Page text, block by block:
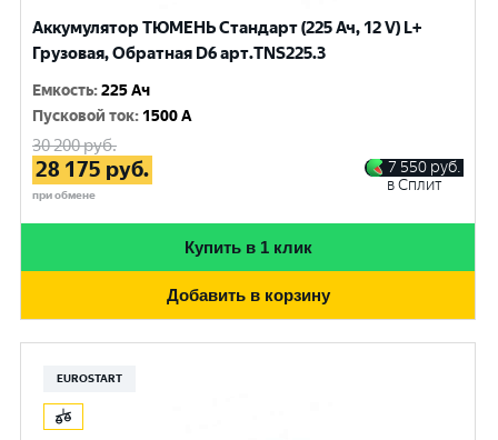
Аккумулятор ТЮМЕНЬ Стандарт (225 Ач, 12 V) L+
Грузовая, Обратная D6 арт.TNS225.3
Емкость:225 Ач
Пусковой ток: 1500 A
30 200руб.
28 175 руб.
при обмене
7 550 руб.
в Сплит
Купить в 1 клик
Добавить в корзину
EUROSTART